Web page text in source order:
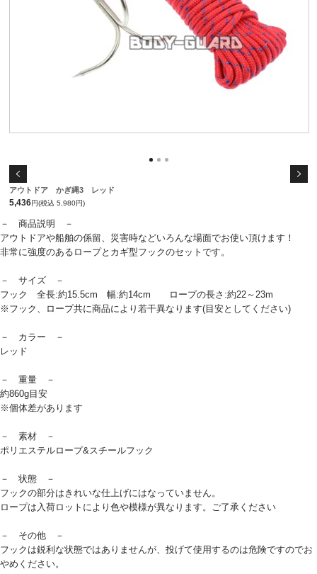
アウトドア かぎ縄3 レッド
5,436円(税込 5,980円)
－ 商品説明 －
アウトドアや船舶の係留、災害時などいろんな場面でお使い頂けます！
非常に強度のあるロープとカギ型フックのセットです。
－ サイズ －
フック 全長:約15.5cm 幅:約14cm ロープの長さ:約22～23m
※フック、ロープ共に商品により若干異なります(目安としてください)
－ カラー －
レッド
－ 重量 －
約860g目安
※個体差があります
－ 素材 －
ポリエステルロープ&スチールフック
－ 状態 －
フックの部分はきれいな仕上げにはなっていません。
ロープは入荷ロットにより色や模様が異なります。ご了承ください
－ その他 －
フックは鋭利な状態ではありませんが、投げて使用するのは危険ですのでお
やめください。